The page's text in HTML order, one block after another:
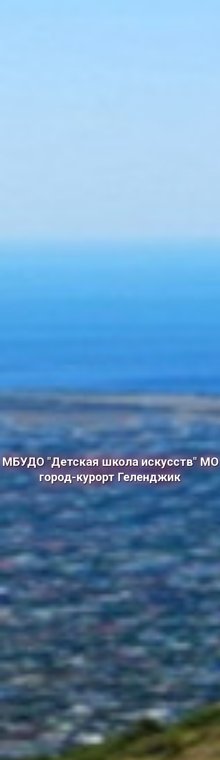
МБУДО "Детская школа искусств" МО
город-курорт Геленджик